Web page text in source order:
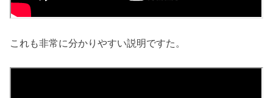
これも非常に分かりやすい説明ですた。